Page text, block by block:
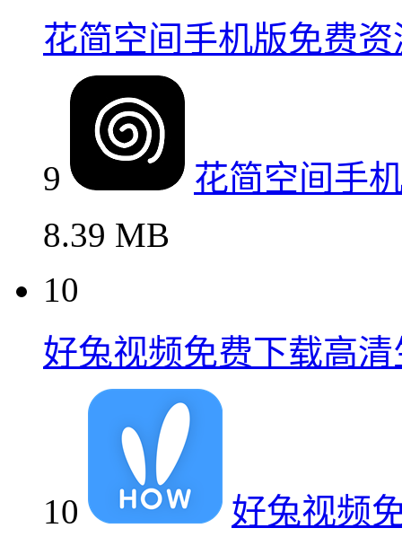
花简空间手机版免费
9
花简空间手
8.39 MB
10
好兔视频免费下载高
10
好兔视频